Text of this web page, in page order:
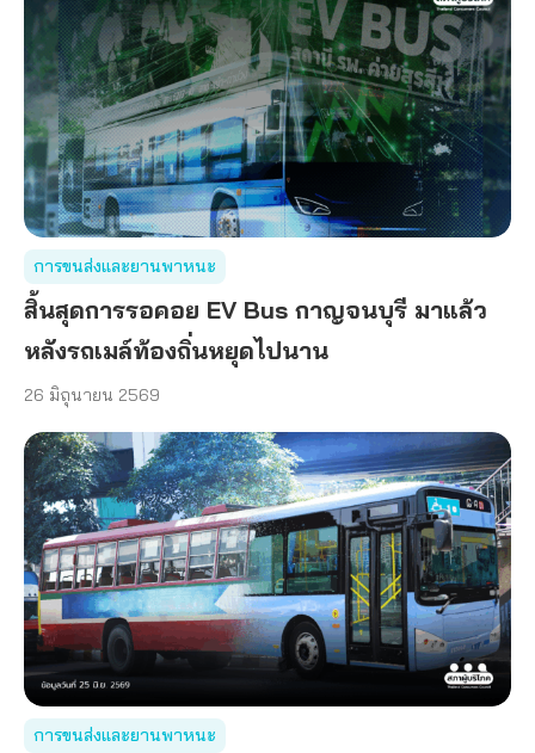
การขนส่งและยานพาหนะ
สิ้นสุดการรอคอย EV Bus กาญจนบุรี มาแล้ว
หลังรถเมล์ท้องถิ่นหยุดไปนาน
26 มิถุนายน 2569
การขนส่งและยานพาหนะ